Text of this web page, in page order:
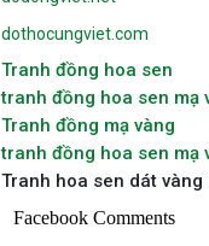
dothocungviet.com
Tranh đồng hoa sen
tranh đồng hoa sen mạ
Tranh đồng mạ vàng
tranh đồng hoa sen mạ
Tranh hoa sen dát vàng
Facebook Comments